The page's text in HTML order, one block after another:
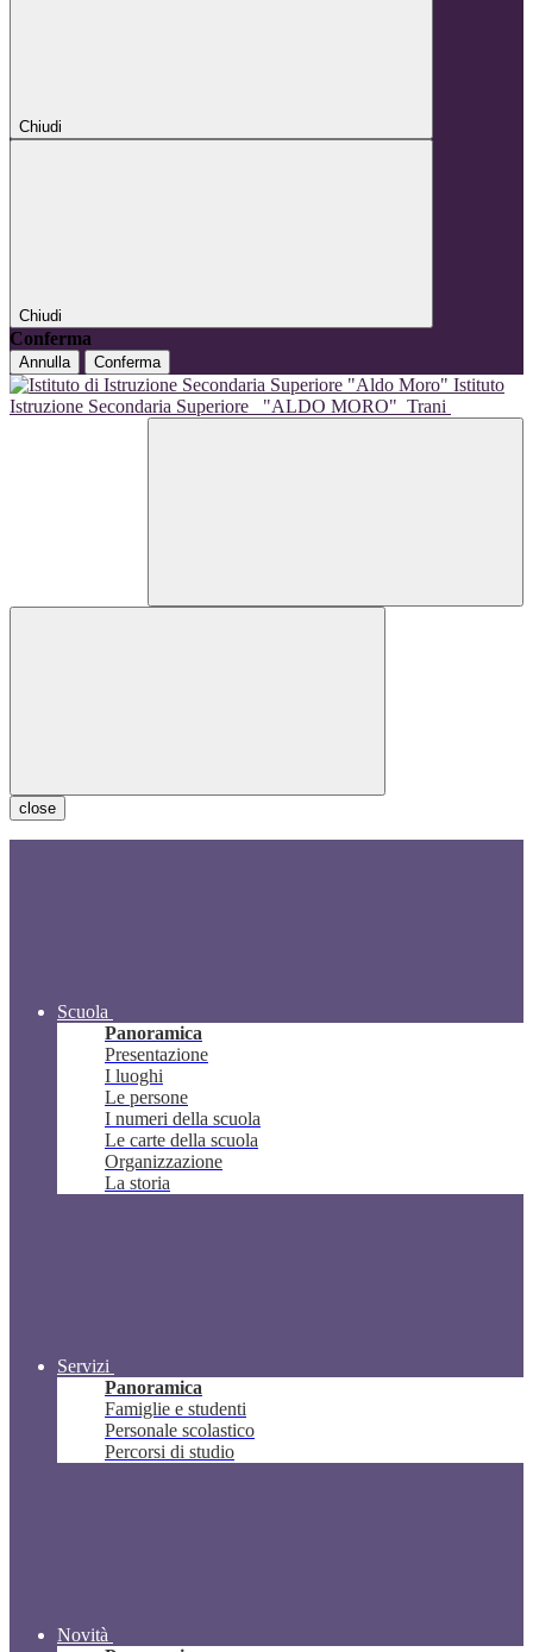
Chiudi
Chiudi
Conferma
Annulla Conferma
Istituto
Istruzione Secondaria Superiore
"ALDO MORO" Trani
close
Scuola
Panoramica
Presentazione
I luoghi
Le persone
I numeri della scuola
Le carte della scuola
Organizzazione
La storia
Servizi
Panoramica
Famiglie e studenti
Personale scolastico
Percorsi di studio
Novità